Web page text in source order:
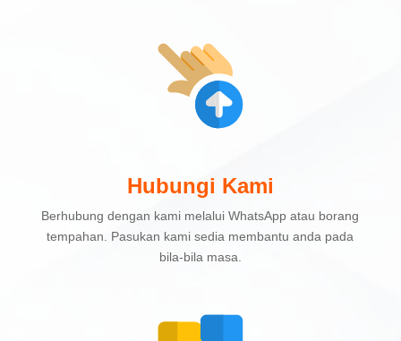
Hubungi Kami
Berhubung dengan kami melalui WhatsApp atau borang
tempahan. Pasukan kami sedia membantu anda pada
bila-bila masa.